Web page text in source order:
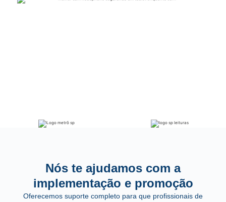
Nós te ajudamos com a
implementação e promoção
Oferecemos suporte completo para que profissionais de